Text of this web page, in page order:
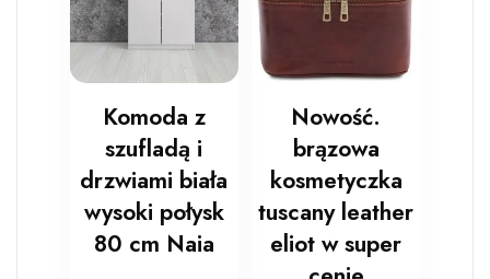
Komoda z
szufladą i
drzwiami biała
wysoki połysk
80 cm Naia
Nowość.
brązowa
kosmetyczka
tuscany leather
eliot w super